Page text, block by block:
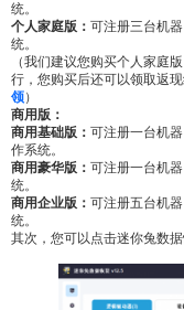
统。
个人家庭版： 可注册三台机
统。
（我们建议您购买个人家庭
行，您购买后还可以领取返
领）
商用版：
商用基础版： 可注册一台机
作系统。
商用豪华版： 可注册一台机
统。
商用企业版： 可注册五台机
统。
其次，您可以点击迷你兔数